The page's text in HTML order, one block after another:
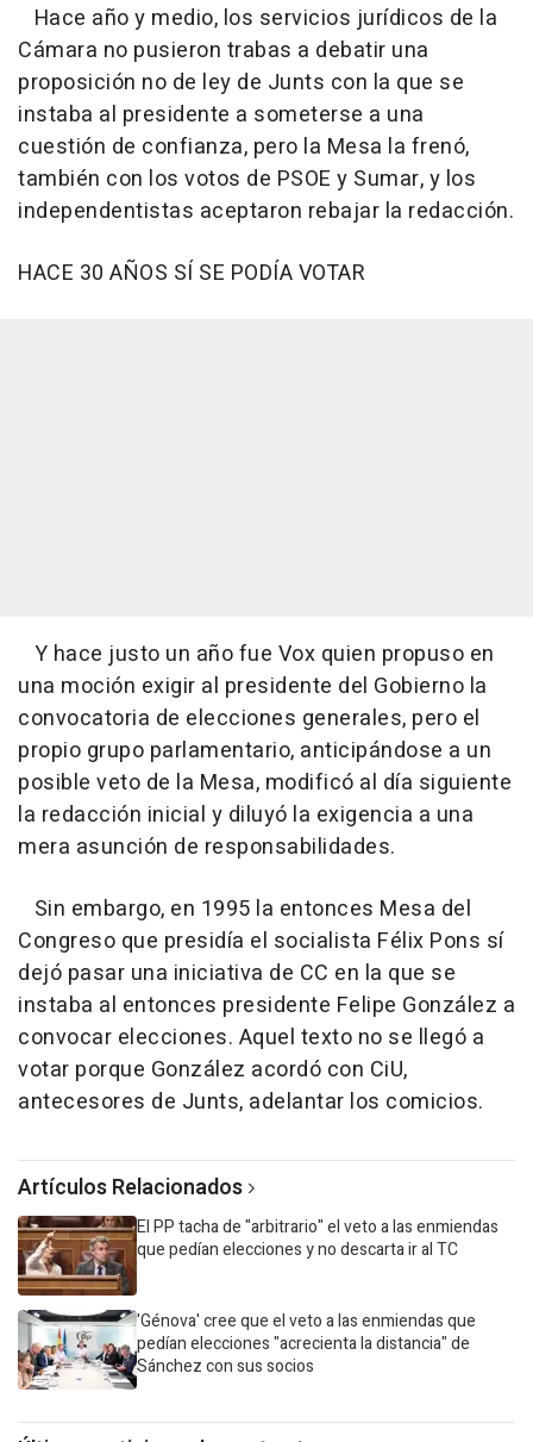
Hace año y medio, los servicios jurídicos de la
Cámara no pusieron trabas a debatir una
proposición no de ley de Junts con la que se
instaba al presidente a someterse a una
cuestión de confianza, pero la Mesa la frenó,
también con los votos de PSOE y Sumar, y los
independentistas aceptaron rebajar la redacción.
HACE 30 AÑOS SÍ SE PODÍA VOTAR
Y hace justo un año fue Vox quien propuso en
una moción exigir al presidente del Gobierno la
convocatoria de elecciones generales, pero el
propio grupo parlamentario, anticipándose a un
posible veto de la Mesa, modificó al día siguiente
la redacción inicial y diluyó la exigencia a una
mera asunción de responsabilidades.
Sin embargo, en 1995 la entonces Mesa del
Congreso que presidía el socialista Félix Pons sí
dejó pasar una iniciativa de CC en la que se
instaba al entonces presidente Felipe González a
convocar elecciones. Aquel texto no se llegó a
votar porque González acordó con CiU,
antecesores de Junts, adelantar los comicios.
Artículos Relacionados
El PP tacha de "arbitrario" el veto a las enmiendas
que pedían elecciones y no descarta ir al TC
'Génova' cree que el veto a las enmiendas que
pedían elecciones "acrecienta la distancia" de
Sánchez con sus socios